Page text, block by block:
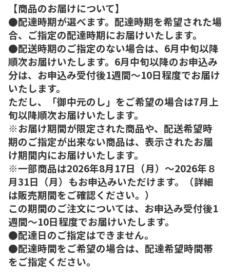
【商品のお届けについて】
●配達時期が選べます。配達時期を希望された場
合、ご指定の配達時期にお届けいたします。
●配送時期のご指定のない場合は、6月中旬以降
順次お届けいたします。6月中旬以降のお申込み
分は、お申込み受付後1週間～10日程度でお届け
いたします。
ただし、「御中元のし」をご希望の場合は7月上
旬以降順次お届けいたします。
※お届け期間が限定された商品や、配送希望時
期のご指定が出来ない商品は、表示されたお届
け期間内にお届けいたします。
※一部商品は2026年8月17日（月）～2026年８
月31日（月）もお申込みいただけます。（詳細
は販売期間をご確認ください。）
この期間のご注文については、お申込み受付後1
週間～10日程度でお届けいたします。
●配達日のご指定はできません。
●配達時間をご希望の場合は、配達希望時間帯
をご指定ください。